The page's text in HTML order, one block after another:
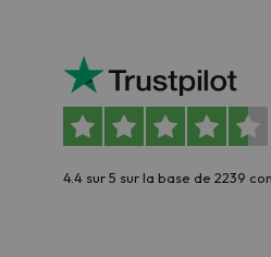
4.4 sur 5 sur la base de 2239